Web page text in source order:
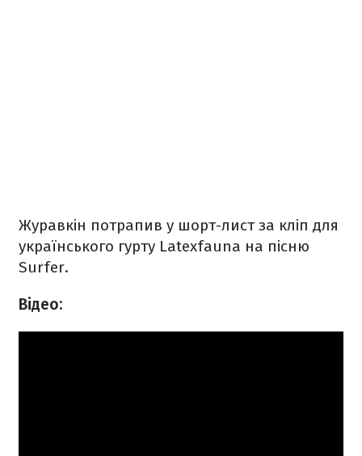
Журавкін потрапив у шорт-лист за кліп для
українського гурту Latexfauna на пісню
Surfer.
Відео: